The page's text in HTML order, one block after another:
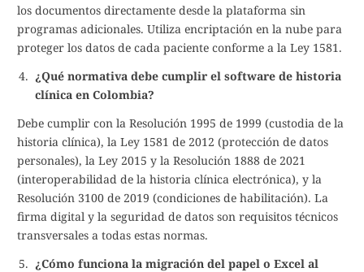
los documentos directamente desde la plataforma sin
programas adicionales. Utiliza encriptación en la nube para
proteger los datos de cada paciente conforme a la Ley 1581.
¿Qué normativa debe cumplir el software de historia
clínica en Colombia?
Debe cumplir con la Resolución 1995 de 1999 (custodia de la
historia clínica), la Ley 1581 de 2012 (protección de datos
personales), la Ley 2015 y la Resolución 1888 de 2021
(interoperabilidad de la historia clínica electrónica), y la
Resolución 3100 de 2019 (condiciones de habilitación). La
firma digital y la seguridad de datos son requisitos técnicos
transversales a todas estas normas.
¿Cómo funciona la migración del papel o Excel al